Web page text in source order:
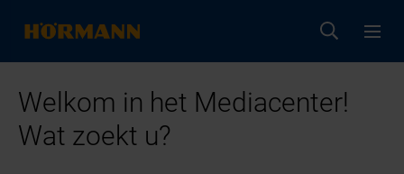
Welkom in het Mediacenter!
Wat zoekt u?